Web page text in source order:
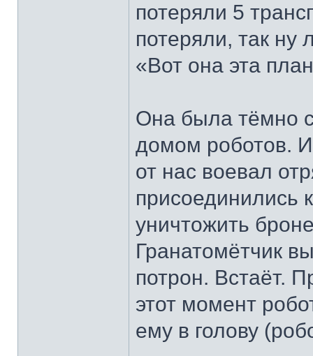
потеряли 5
потеряли, так ну
«Вот она эта
Она была тёмно
домом роботов.
от нас воевал
присоединились
уничтожить
Гранатомётчик
потрон. Встаёт.
этот момент
ему в голову